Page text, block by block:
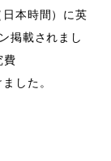
本時間）に英
掲載されまし
費
した。